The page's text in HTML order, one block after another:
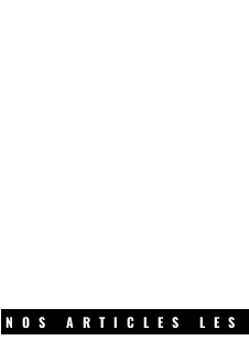
NOS ARTICLES LES